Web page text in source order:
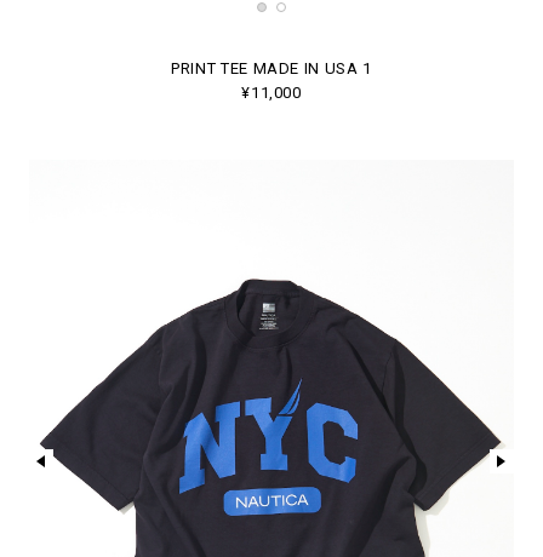
PRINT TEE MADE IN USA 1
¥11,000